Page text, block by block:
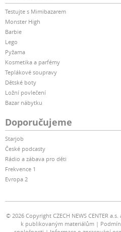
Testujte s Mimibazarem
Monster High
Barbie
Lego
Pyžama
Kosmetika a parfémy
Teplákové soupravy
Dětské boty
Ložní povlečení
Bazar nábytku
Doporučujeme
Starjob
České podcasty
Rádio a zábava pro děti
Frekvence 1
Evropa 2
© 2026 Copyright CZECH NEWS CENTER
k publikovaným materiálům